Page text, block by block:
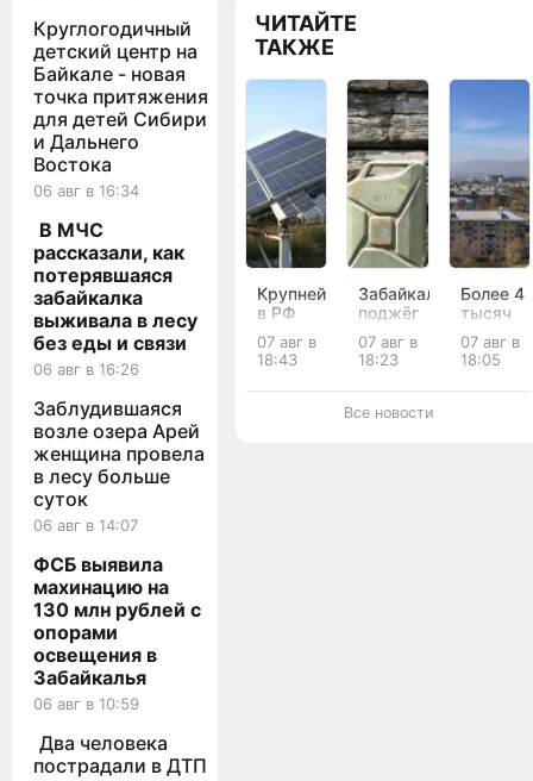
Круглогодичный
детский центр на
Байкале - новая
точка притяжения
для детей Сибири
и Дальнего
Востока
06 авг в 16:34
В МЧС
рассказали, как
потерявшаяся
забайкалка
выживала в лесу
без еды и связи
06 авг в 16:26
Заблудившаяся
возле озера Арей
женщина провела
в лесу больше
суток
06 авг в 14:07
ФСБ выявила
махинацию на
130 млн рублей с
опорами
освещения в
Забайкалья
06 авг в 10:59
Два человека
пострадали в ДТП
ЧИТАЙТЕ
ТАКЖЕ
Крупнейшую
в РФ
солнечную
электростанцию
запустили
в
Забайкалье
07 авг в
18:43
Забайкалец
поджёг
два
автомобиля
у
приятеля
после
07 авг в
18:23
Более 4
тысяч
кв. м.
улиц
обновят
07 авг в
18:05
Все новости